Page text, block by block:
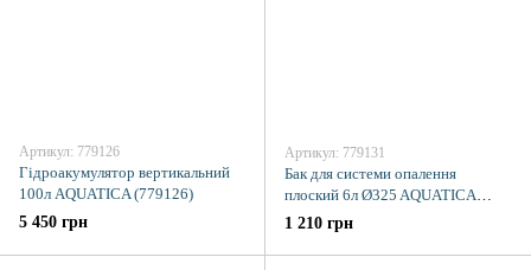
Артикул: 779126
Гідроакумулятор вертикальний
100л AQUATICA (779126)
5 450 грн
Артикул: 779131
Бак для системи опалення
плоский 6л Ø325 AQUATICA
(779131)
1 210 грн